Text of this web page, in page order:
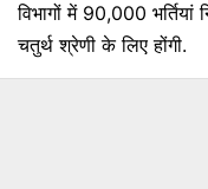
विभागों में 90,000 भर्तियां
चतुर्थ श्रेणी के लिए होंगी.